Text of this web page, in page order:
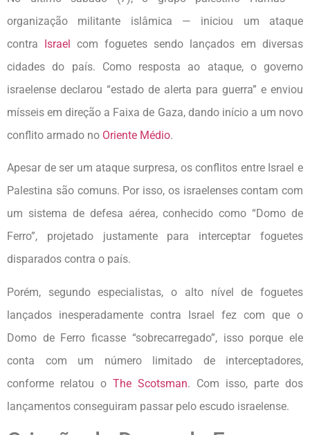
organização militante islâmica — iniciou um ataque
contra Israel com foguetes sendo lançados em diversas
cidades do país. Como resposta ao ataque, o governo
israelense declarou “estado de alerta para guerra” e enviou
mísseis em direção a Faixa de Gaza, dando início a um novo
conflito armado no Oriente Médio.
Apesar de ser um ataque surpresa, os conflitos entre Israel e
Palestina são comuns. Por isso, os israelenses contam com
um sistema de defesa aérea, conhecido como “Domo de
Ferro”, projetado justamente para interceptar foguetes
disparados contra o país.
Porém, segundo especialistas, o alto nível de foguetes
lançados inesperadamente contra Israel fez com que o
Domo de Ferro ficasse “sobrecarregado”, isso porque ele
conta com um número limitado de interceptadores,
conforme relatou o The Scotsman. Com isso, parte dos
lançamentos conseguiram passar pelo escudo israelense.